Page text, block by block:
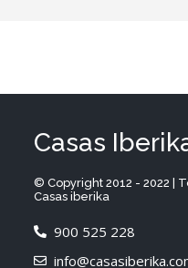
Casas
© Copyright 2012 - 2022 |
Casas iberika
900 525 228